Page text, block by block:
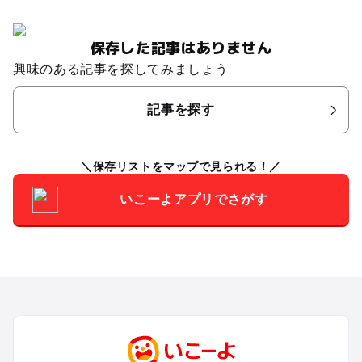
保存した記事はありません
興味のある記事を探してみましょう
記事を探す
保存リストをマップで見られる！
いこーよアプリでさがす